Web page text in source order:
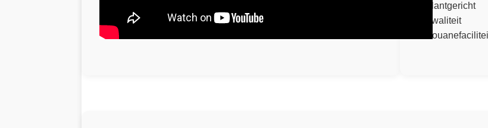
klantgericht
kwaliteit